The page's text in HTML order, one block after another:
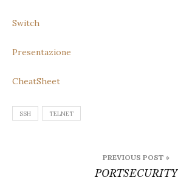
Switch
Presentazione
CheatSheet
SSH TELNET
navigation
PREVIOUS POST »
PORTSECURITY